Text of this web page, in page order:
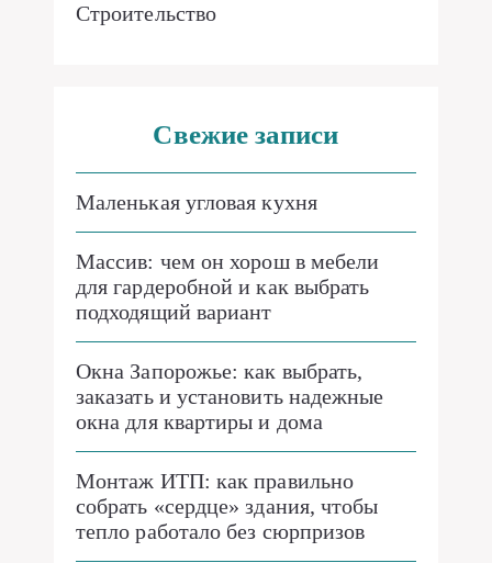
Строительство
Свежие записи
Маленькая угловая кухня
Массив: чем он хорош в мебели
для гардеробной и как выбрать
подходящий вариант
Окна Запорожье: как выбрать,
заказать и установить надежные
окна для квартиры и дома
Монтаж ИТП: как правильно
собрать «сердце» здания, чтобы
тепло работало без сюрпризов